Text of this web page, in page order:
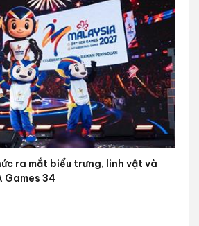
ra mắt biểu trưng, linh vật và
Games 34